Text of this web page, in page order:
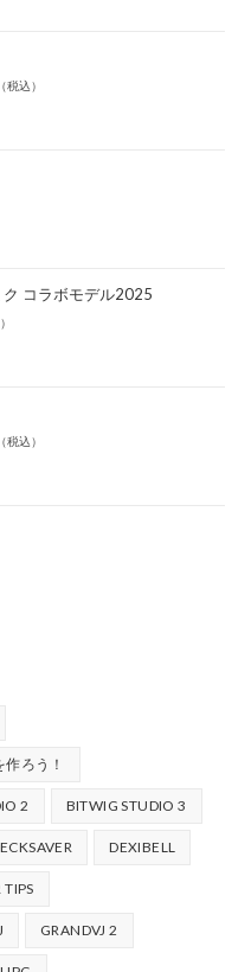
（税込）
コラボモデル2025
（税込）
ろう！
2 BITWIG STUDIO 3
DEXIBELL
TIPS
GRANDVJ 2